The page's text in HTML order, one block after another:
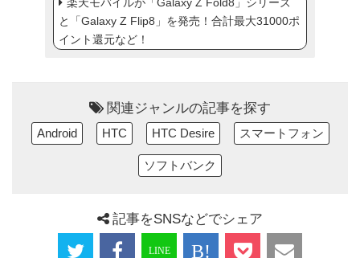
と「Galaxy Z Flip8」を発売！合計最大31000ポ
イント還元など！
関連ジャンルの記事を探す
Android HTC HTC Desire スマートフォン
ソフトバンク
記事をSNSなどでシェア